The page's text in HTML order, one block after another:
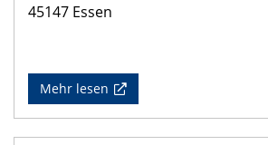
45147 Essen
Mehr lesen